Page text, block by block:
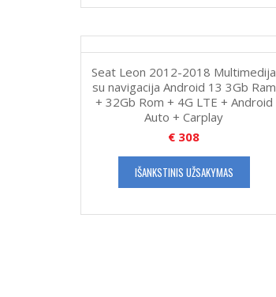
Seat Leon 2012-2018 Multimedija
su navigacija Android 13 3Gb Ram
+ 32Gb Rom + 4G LTE + Android
Auto + Carplay
€ 308
IŠANKSTINIS UŽSAKYMAS